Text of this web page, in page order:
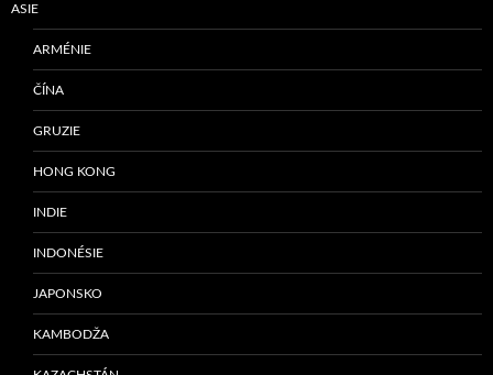
ASIE
ARMÉNIE
ČÍNA
GRUZIE
HONG KONG
INDIE
INDONÉSIE
JAPONSKO
KAMBODŽA